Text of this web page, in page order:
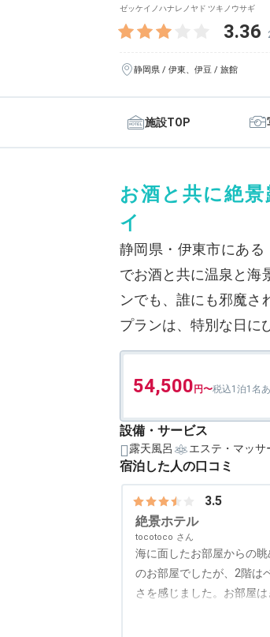
ゼッケイノハナレノヤド ツキノウサギ
3.36
静岡県 / 伊東、伊豆 / 旅館
施設TOP
お酒と共に絶
イ
静岡県・伊東市にあ
でお酒と共に温泉と海
ンでも、誰にも邪魔さ
プランは、特別な日に
54,500 1泊1名
設備・サービス
露天風呂 エステ・マッサ
宿泊した人の口コミ
3.5
絶景ホテル
tocotoco
海に面したお部屋からの
のお部屋でしたが、2階は
さを感じました。お部屋は